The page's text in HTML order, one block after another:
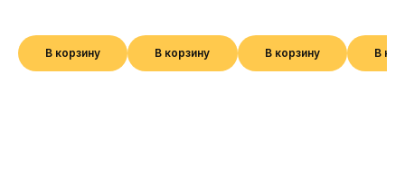
В корзину В корзину В корзину В